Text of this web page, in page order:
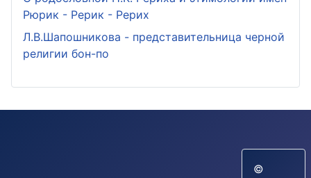
Рюрик - Рерик - Рерих
Л.В.Шапошникова - представительница черной
религии бон-по
©